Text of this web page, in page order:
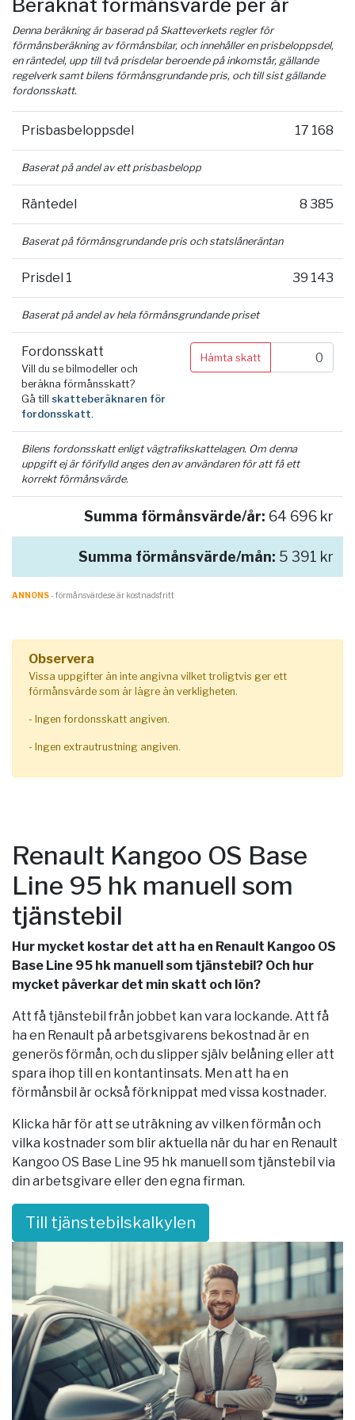
Beräknat förmånsvärde per år
Denna beräkning är baserad på Skatteverkets regler för
förmånsberäkning av förmånsbilar, och innehåller en prisbeloppsdel,
en räntedel, upp till två prisdelar beroende på inkomstår, gällande
regelverk samt bilens förmånsgrundande pris, och till sist gällande
fordonsskatt.
Prisbasbeloppsdel 17 168
Baserat på andel av ett prisbasbelopp
Räntedel 8 385
Baserat på förmånsgrundande pris och statslåneräntan
Prisdel 1 39 143
Baserat på andel av hela förmånsgrundande priset
Fordonsskatt
Vill du se bilmodeller och
beräkna förmånsskatt?
Gå till skatteberäknaren för
fordonsskatt.
Hämta skatt
Bilens fordonsskatt enligt vägtrafikskattelagen. Om denna
uppgift ej är förifylld anges den av användaren för att få ett
korrekt förmånsvärde.
Summa förmånsvärde/år: 64 696 kr
Summa förmånsvärde/mån: 5 391 kr
ANNONS- förmånsvärde.se är kostnadsfritt
Observera
Vissa uppgifter än inte angivna vilket troligtvis ger ett
förmånsvärde som är lägre än verkligheten.
- Ingen fordonsskatt angiven.
- Ingen extrautrustning angiven.
Renault Kangoo OS Base
Line 95 hk manuell som
tjänstebil
Hur mycket kostar det att ha en Renault Kangoo OS
Base Line 95 hk manuell som tjänstebil? Och hur
mycket påverkar det min skatt och lön?
Att få tjänstebil från jobbet kan vara lockande. Att få
ha en Renault på arbetsgivarens bekostnad är en
generös förmån, och du slipper själv belåning eller att
spara ihop till en kontantinsats. Men att ha en
förmånsbil är också förknippat med vissa kostnader.
Klicka här för att se uträkning av vilken förmån och
vilka kostnader som blir aktuella när du har en Renault
Kangoo OS Base Line 95 hk manuell som tjänstebil via
din arbetsgivare eller den egna firman.
Till tjänstebilskalkylen